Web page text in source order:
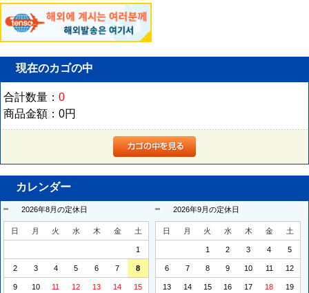
現在のカゴの中
合計数量：0
商品金額：0円
カレンダー
2026年8月の定休日
日 月 火 水 木 金 土
1
2 3 4 5 6 7 8
9 10 11 12 13 14 15
2026年9月の定休日
日 月 火 水 木 金 土
1 2 3 4 5
6 7 8 9 10 11 12
13 14 15 16 17 18 19